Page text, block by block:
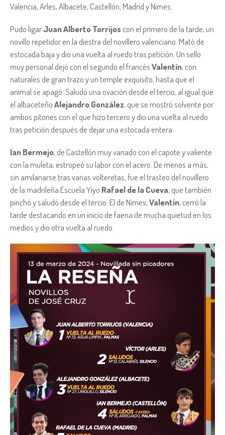
Valencia, Arles, Albacete, Castellón, Madrid y Nimes.
Pudo ligarJuan Alberto Torrijos con el primero de la tarde, un
novillo repetidor en la diestra del novillero valenciano. Mató de
estocada baja y dio una vuelta al ruedo tras petición. Un sello
muy personal dejó con el segundo el francésValentín, con
naturales de gran trazo y un temple exquisito, hasta que el
animal se apagó. Saludó una ovación desde el tercio, al igual que
el albaceteñoAlejandro González, que se mostró solvente por
ambos pitones con el que hizo tercero y dio una vuelta al ruedo
tras petición después de dejar una estocada entera.
Ian Bermejo, de Castellón muy variado con el capote y valiente
con la muleta, estropeó su labor con el acero. De menos a más,
sin amilanarse tras varias volteretas, fue el trasteo del novillero
de la madrileña Escuela Yiyo Rafael de la Cueva, que también
pinchó y saludó desde el tercio. El de Nimes,Valentín, cerró la
tarde destacando en un inicio de faena de mucha quietud en los
medios y dio otra vuelta al ruedo.